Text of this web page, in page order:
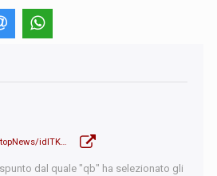
it.reuters.com/article/topNews/idITKBN23J2MJ
dal quale "qb" ha selezionato gli